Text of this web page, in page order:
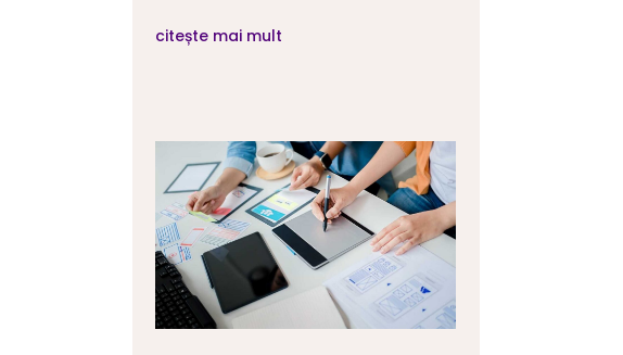
citește mai mult